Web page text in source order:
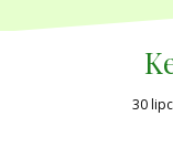
30